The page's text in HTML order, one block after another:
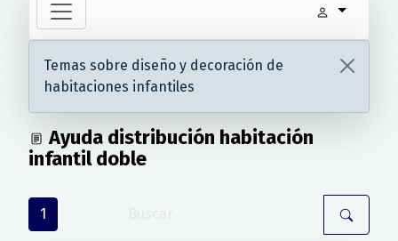
Temas sobre diseño y decoración de
habitaciones infantiles
Ayuda distribución habitación
infantil doble
1